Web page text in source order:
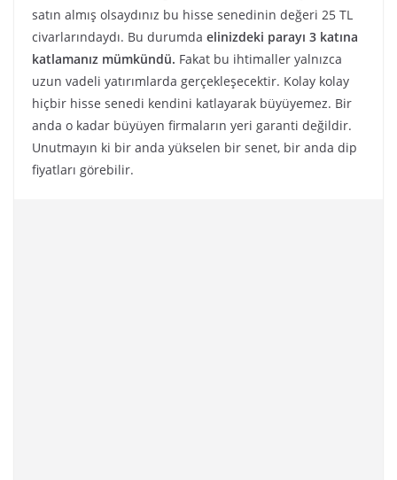
satın almış olsaydınız bu hisse senedinin değeri 25 TL
civarlarındaydı. Bu durumda elinizdeki parayı 3 katına
katlamanız mümkündü. Fakat bu ihtimaller yalnızca
uzun vadeli yatırımlarda gerçekleşecektir. Kolay kolay
hiçbir hisse senedi kendini katlayarak büyüyemez. Bir
anda o kadar büyüyen firmaların yeri garanti değildir.
Unutmayın ki bir anda yükselen bir senet, bir anda dip
fiyatları görebilir.